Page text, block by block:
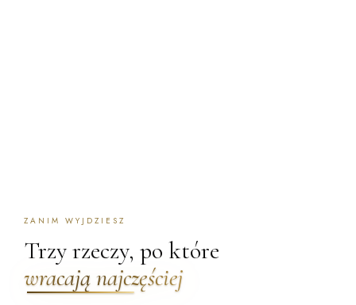
ZANIM WYJDZIESZ
Trzy rzeczy, po które
wracają najczęściej